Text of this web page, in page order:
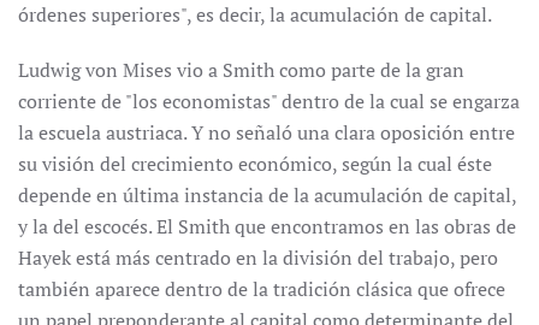
órdenes superiores", es decir, la acumulación de capital.
Ludwig von Mises vio a Smith como parte de la gran
corriente de "los economistas" dentro de la cual se engarza
la escuela austriaca. Y no señaló una clara oposición entre
su visión del crecimiento económico, según la cual éste
depende en última instancia de la acumulación de capital,
y la del escocés. El Smith que encontramos en las obras de
Hayek está más centrado en la división del trabajo, pero
también aparece dentro de la tradición clásica que ofrece